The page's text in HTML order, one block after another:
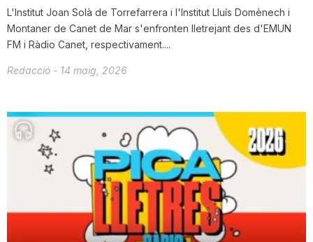
r
a
g
n
L'Institut Joan Solà de Torrefarrera i l'Institut Lluís Domènech i
Montaner de Canet de Mar s'enfronten lletrejant des d'EMUN
FM i Ràdio Canet, respectivament....
Redacció - 14 maig, 2026